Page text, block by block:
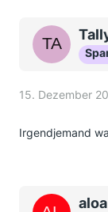
15. Dezember
Irgendjemand
aloa